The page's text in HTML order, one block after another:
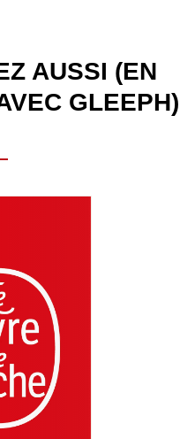
AUSSI (EN
GLEEPH)